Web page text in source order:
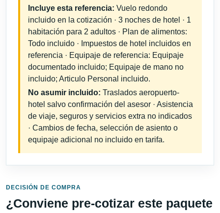
Incluye esta referencia: Vuelo redondo
incluido en la cotización · 3 noches de hotel · 1
habitación para 2 adultos · Plan de alimentos:
Todo incluido · Impuestos de hotel incluidos en
referencia · Equipaje de referencia: Equipaje
documentado incluido; Equipaje de mano no
incluido; Articulo Personal incluido.
No asumir incluido: Traslados aeropuerto-
hotel salvo confirmación del asesor · Asistencia
de viaje, seguros y servicios extra no indicados
· Cambios de fecha, selección de asiento o
equipaje adicional no incluido en tarifa.
DECISIÓN DE COMPRA
¿Conviene pre-cotizar este paquete